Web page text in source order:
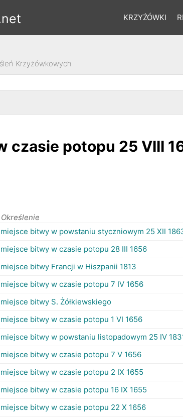
KRZYŻÓWKI
Krzyżówkowych
czasie potopu 25 VIII
Określenie
miejsce bitwy w powstaniu styczniowym 25 XII
miejsce bitwy w czasie potopu 28 III 1656
miejsce bitwy Francji w Hiszpanii 1813
miejsce bitwy w czasie potopu 7 IV 1656
miejsce bitwy S. Żółkiewskiego
miejsce bitwy w czasie potopu 1 VI 1656
miejsce bitwy w powstaniu listopadowym 25 IV
miejsce bitwy w czasie potopu 7 V 1656
miejsce bitwy w czasie potopu 2 IX 1655
miejsce bitwy w czasie potopu 16 IX 1655
miejsce bitwy w czasie potopu 22 X 1656